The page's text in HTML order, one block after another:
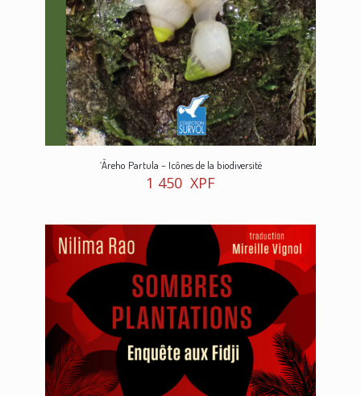
‘Āreho Partula – Icônes de la biodiversité
1 450 XPF